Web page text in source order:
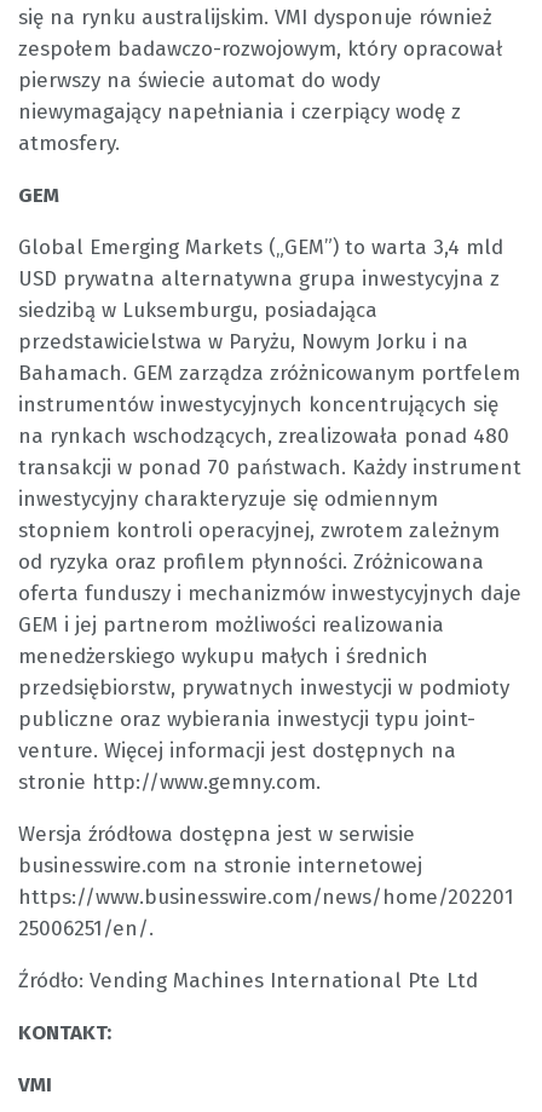
się na rynku australijskim. VMI dysponuje również
zespołem badawczo-rozwojowym, który opracował
pierwszy na świecie automat do wody
niewymagający napełniania i czerpiący wodę z
atmosfery.
GEM
Global Emerging Markets („GEM”) to warta 3,4 mld
USD prywatna alternatywna grupa inwestycyjna z
siedzibą w Luksemburgu, posiadająca
przedstawicielstwa w Paryżu, Nowym Jorku i na
Bahamach. GEM zarządza zróżnicowanym portfelem
instrumentów inwestycyjnych koncentrujących się
na rynkach wschodzących, zrealizowała ponad 480
transakcji w ponad 70 państwach. Każdy instrument
inwestycyjny charakteryzuje się odmiennym
stopniem kontroli operacyjnej, zwrotem zależnym
od ryzyka oraz profilem płynności. Zróżnicowana
oferta funduszy i mechanizmów inwestycyjnych daje
GEM i jej partnerom możliwości realizowania
menedżerskiego wykupu małych i średnich
przedsiębiorstw, prywatnych inwestycji w podmioty
publiczne oraz wybierania inwestycji typu joint-
venture. Więcej informacji jest dostępnych na
stronie http://www.gemny.com.
Wersja źródłowa dostępna jest w serwisie
businesswire.com na stronie internetowej
https://www.businesswire.com/news/home/202201
25006251/en/.
Źródło: Vending Machines International Pte Ltd
KONTAKT:
VMI